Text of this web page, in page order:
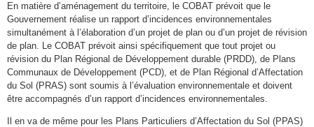
En matière d’aménagement du territoire, le COBAT prévoit que le
Gouvernement réalise un rapport d’incidences environnementales
simultanément à l’élaboration d’un projet de plan ou d’un projet de révision
de plan. Le COBAT prévoit ainsi spécifiquement que tout projet ou
révision du Plan Régional de Développement durable (PRDD), de Plans
Communaux de Développement (PCD), et de Plan Régional d’Affectation
du Sol (PRAS) sont soumis à l’évaluation environnementale et doivent
être accompagnés d’un rapport d’incidences environnementales.
Il en va de même pour les Plans Particuliers d’Affectation du Sol (PPAS)